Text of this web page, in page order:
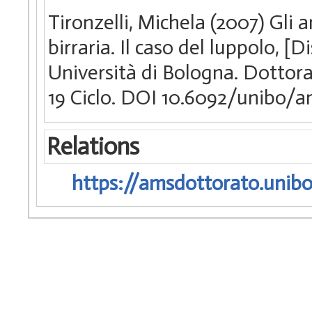
Tironzelli, Michela (2007) Gli
birraria. Il caso del luppolo,
Università di Bologna.
19 Ciclo. DOI 10.6092/unibo/
Relations
https://